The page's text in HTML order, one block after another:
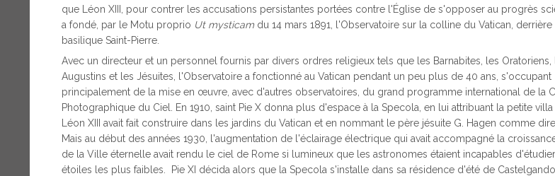
que Léon XIII, pour contrer les accusations persistantes portées contre l'Église de s'opposer au progrès
a fondé, par le Motu proprio Ut mysticam du 14 mars 1891, l'Observatoire sur la colline du Vatican, derrière
basilique Saint-Pierre.
Avec un directeur et un personnel fournis par divers ordres religieux tels que les Barnabites, les Oratoriens,
Augustins et les Jésuites, l'Observatoire a fonctionné au Vatican pendant un peu plus de 40 ans, s'occupant
principalement de la mise en œuvre, avec d'autres observatoires, du grand programme international de la
Photographique du Ciel. En 1910, saint Pie X donna plus d'espace à la Specola, en lui attribuant la petite
Léon XIII avait fait construire dans les jardins du Vatican et en nommant le père jésuite G. Hagen comme
Mais au début des années 1930, l'augmentation de l'éclairage électrique qui avait accompagné la
de la Ville éternelle avait rendu le ciel de Rome si lumineux que les astronomes étaient incapables
étoiles les plus faibles. Pie XI décida alors que la Specola s'installe dans sa résidence d'été de